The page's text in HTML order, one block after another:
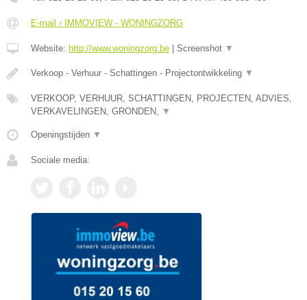
E-mail › IMMOVIEW - WONINGZORG
Website: http://www.woningzorg.be Screenshot ▼
Verkoop - Verhuur - Schattingen - Projectontwikkeling ▼
VERKOOP, VERHUUR, SCHATTINGEN, PROJECTEN, ADVIES,
VERKAVELINGEN, GRONDEN,
▼
Openingstijden ▼
Sociale media: